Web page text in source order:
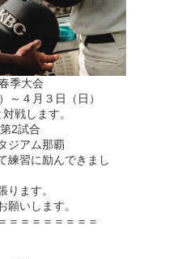
季大会
～４月３日（日）
戦します。
2試合
ジアム那覇
練習に励んできまし
ります。
願いします。
＝＝＝＝＝＝＝＝